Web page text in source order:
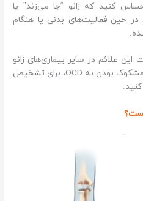
کنید که زانو “جا می‌زند” یا
حین فعالیت‌های بدنی یا هنگام
علائم در سایر بیماری‌های زانو
نیز دیده ‌شود، بنابراین در صورت مشکوک بودن به OCD، برای تشخیص